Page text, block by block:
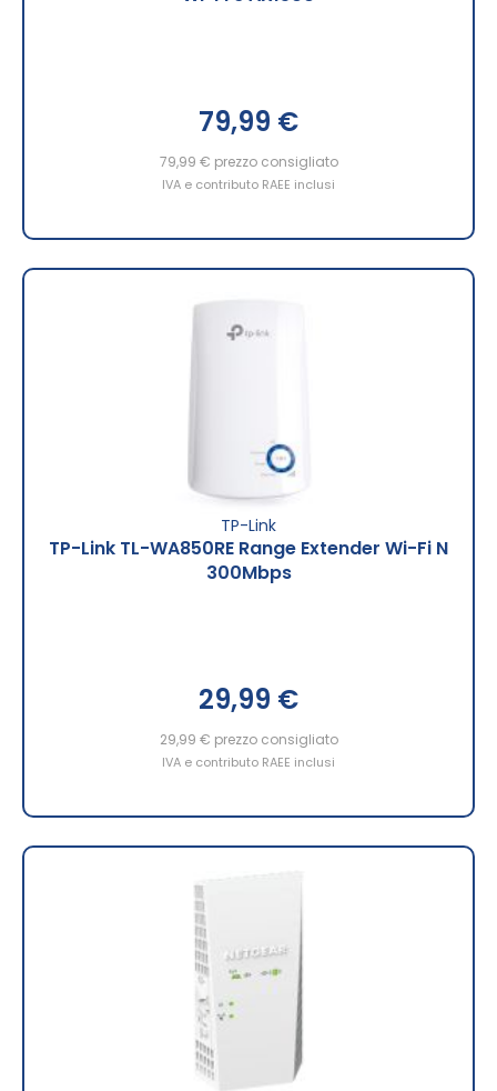
79,99 €
79,99 € prezzo consigliato
IVA e contributo RAEE inclusi
TP-Link
TP-Link TL-WA850RE Range Extender Wi-Fi N
300Mbps
29,99 €
29,99 € prezzo consigliato
IVA e contributo RAEE inclusi